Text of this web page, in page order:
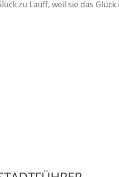
zu Lauff, weil sie das